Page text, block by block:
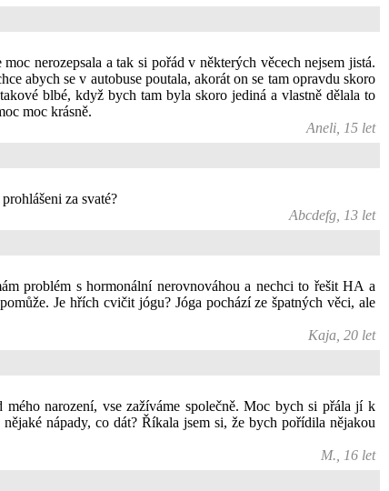
nerozepsala a tak si pořád v některých věcech nejsem jistá.
abych se v autobuse poutala, akorát on se tam opravdu skoro
blbé, když bych tam byla skoro jediná a vlastně dělala to
moc krásně.
Aneli, 15 let
za svaté?
Abcdefg, 13 let
problém s hormonální nerovnováhou a nechci to řešit HA a
Je hřích cvičit jógu? Jóga pochází ze špatných věci, ale
Kaja, 20 let
narození, vse zažíváme společně. Moc bych si přála jí k
nápady, co dát? Říkala jsem si, že bych pořídila nějakou
M., 16 let